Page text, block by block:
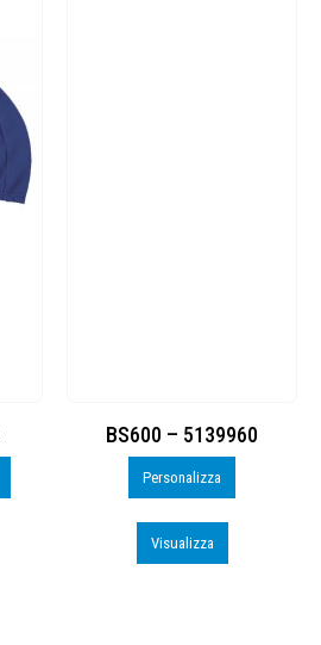
BS600 – 5139960
Personalizza
Visualizza